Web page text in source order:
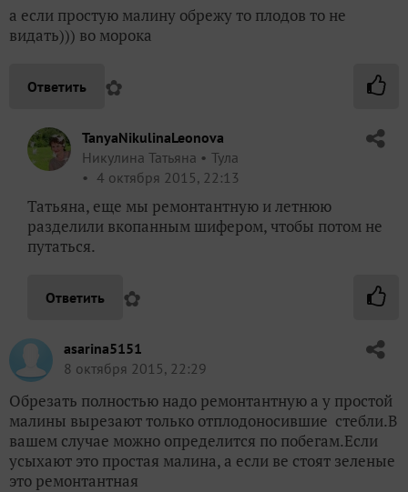
а если простую малину обрежу то плодов то не
видать))) во морока
Ответить ✿
TanyaNikulinaLeonova
Никулина Татьяна
Тула
4 октября 2015, 22:13
Татьяна, еще мы ремонтантную и летнюю
разделили вкопанным шифером, чтобы потом не
путаться.
Ответить ✿
asarina5151
8 октября 2015, 22:29
Обрезать полностью надо ремонтантную а у простой
малины вырезают только отплодоносившие стебли.В
вашем случае можно определится по побегам.Если
усыхают это простая малина, а если ве стоят зеленые
это ремонтантная